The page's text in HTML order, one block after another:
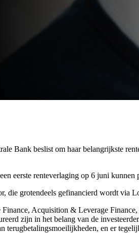
Bank beslist om haar belangrijkste
eerste renteverlaging op 6 juni
die grotendeels gefinancierd wordt
Acquisition & Leverage
zijn in het belang van de
en er